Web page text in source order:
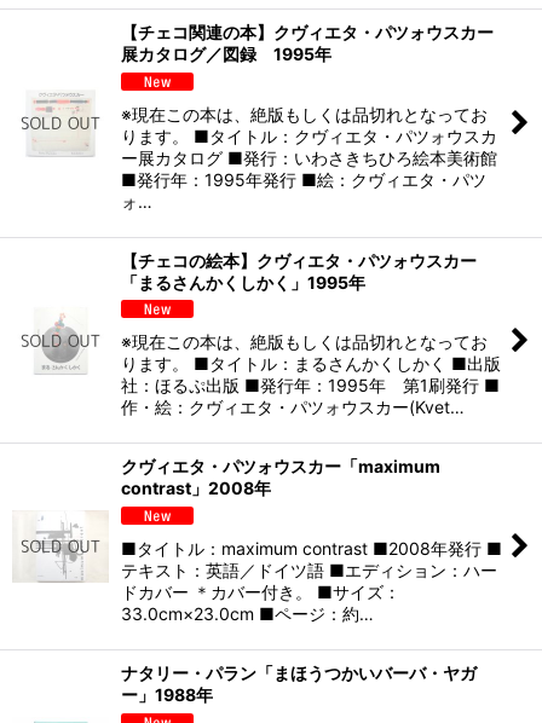
【チェコ関連の本】クヴィエタ・パツォウスカー
展カタログ／図録 1995年
※現在この本は、絶版もしくは品切れとなってお
ります。 ■タイトル：クヴィエタ・パツォウスカ
ー展カタログ ■発行：いわさきちひろ絵本美術館
■発行年：1995年発行 ■絵：クヴィエタ・パツ
ォ…
【チェコの絵本】クヴィエタ・パツォウスカー
「まるさんかくしかく」1995年
※現在この本は、絶版もしくは品切れとなってお
ります。 ■タイトル：まるさんかくしかく ■出版
社：ほるぷ出版 ■発行年：1995年 第1刷発行 ■
作・絵：クヴィエタ・パツォウスカー(Kvet…
クヴィエタ・パツォウスカー「maximum
contrast」2008年
■タイトル：maximum contrast ■2008年発行 ■
テキスト：英語／ドイツ語 ■エディション：ハー
ドカバー ＊カバー付き。 ■サイズ：
33.0cm×23.0cm ■ページ：約…
ナタリー・パラン「まほうつかいバーバ・ヤガ
ー」1988年